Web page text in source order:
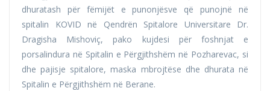
dhuratash për fëmijët e punonjësve që punojnë në
spitalin KOVID në Qendrën Spitalore Universitare Dr.
Dragisha Mishoviç, pako kujdesi për foshnjat e
porsalindura në Spitalin e Përgjithshëm në Pozharevac, si
dhe pajisje spitalore, maska mbrojtëse dhe dhurata në
Spitalin e Përgjithshëm në Berane.